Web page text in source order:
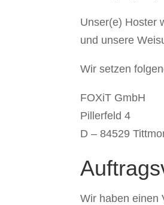
Unser(e) Hoster
und unsere
Wir setzen
FOXiT GmbH
Pillerfeld 4
D – 84529
Wir haben einen